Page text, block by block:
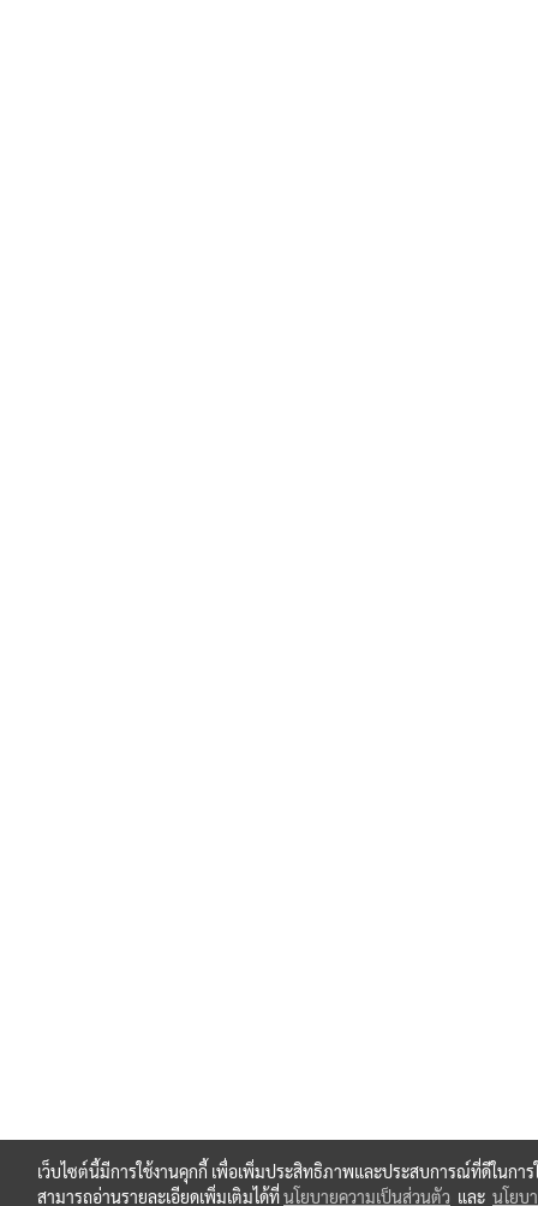
เว็บไซต์นี้มีการใช้งานคุกกี้ เพื่อเพิ่มประสิทธิภาพและประสบการณ์ที่ดีในการ
สามารถอ่านรายละเอียดเพิ่มเติมได้ที่นโยบายความเป็นส่วนตัว และ นโยบ